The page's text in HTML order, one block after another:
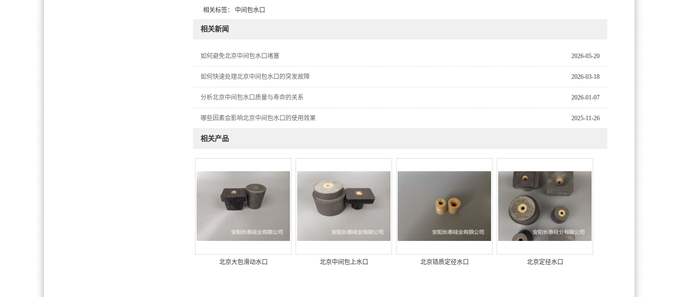
相关标签： 中间包水口
相关新闻
2026-05-20
如何避免北京中间包水口堵塞
2026-03-18
如何快速处理北京中间包水口的突发故障
2026-01-07
分析北京中间包水口质量与寿命的关系
2025-11-26
哪些因素会影响北京中间包水口的使用效果
相关产品
北京大包滑动水口 北京中间包上水口 北京锆质定径水口 北京定径水口